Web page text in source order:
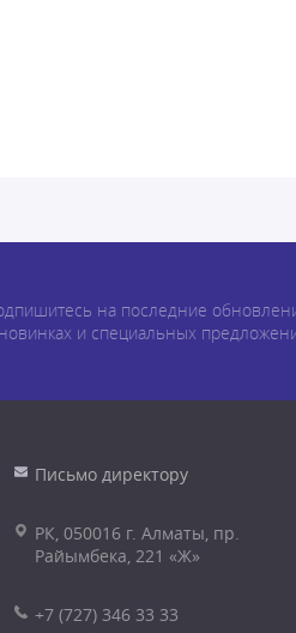
на последние
и специальных
Письмо директору
РК, 050016 г. Алматы, пр.
Райымбека, 221 «Ж»
+7 (727) 346 33 33